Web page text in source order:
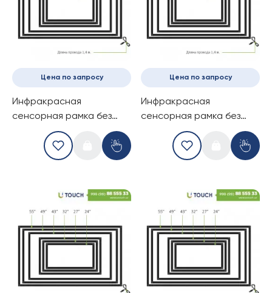
Цена по запросу
Инфракрасная
сенсорная рамка без
стекла, 32-дюймов (10
касаний) (16-9)
Цена по запросу
Инфракрасная
сенсорная рамка без
стекла, 43-дюймов (6
касаний) (16-9)